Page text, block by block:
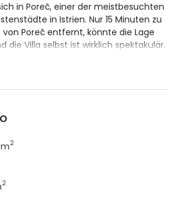
in Poreč, einer der meistbesuchten
in Istrien. Nur 15 Minuten zu
Poreč entfernt, könnte die Lage
die Villa selbst ist wirklich spektakulär.
insgesamt
größeren Gruppe von Freunden
die Villa ist
2
2